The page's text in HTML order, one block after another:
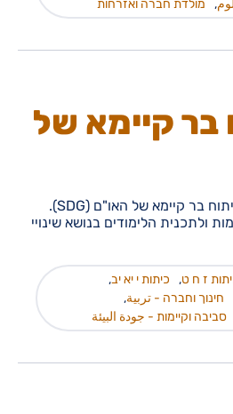
, מולדת חברה ואזרחות
בר קיימא של
מערך שיעור בנושא יעדי פיתוח בר קיימא של האו"ם (SDG).
ולתכנית הלימודים בנושא שינויי
ז ח ט, כיתות י יא יב,
חינוך וחברה - تربية,
סביבה וקיימות - جودة البيئة